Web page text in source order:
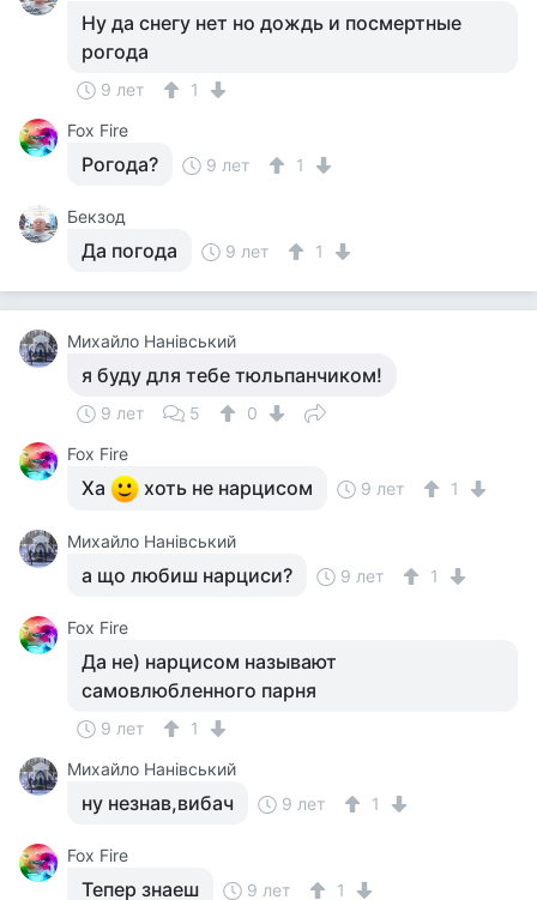
Ну да снегу нет но дождь и посмертные
рогода
9 лет
1
Fox Fire
Рогода? 9 лет 1
Бекзод
Да погода 9 лет 1
Михайло Нанiвський
я буду для тебе тюльпанчиком!
9 лет 5
0
Fox Fire
Ха хоть не нарцисом 9 лет 1
Михайло Нанiвський
а що любиш нарциси? 9 лет 1
Fox Fire
Да не) нарцисом называют
самовлюбленного парня
9 лет
1
Михайло Нанiвський
ну незнав,вибач 9 лет 1
Fox Fire
Тепер знаеш 9 лет 1